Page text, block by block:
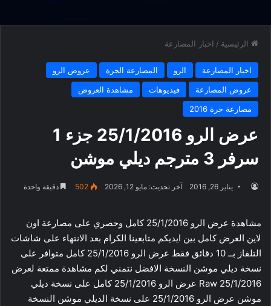
الرئيسية / اخبار المصارعة
اخبار المصارعة الرو المصارعة الحرة
عروض الرو
عروض المصارعة
فيديوهات
مشاهدة العروض
مصارعة حرة 2016
عرض الرو 25/1/2016 جزء 1
سرفر 3 مترجم ديلي موشن
يناير 26, 2016 آخر تحديث: مايو 12, 2026 502 دقيقة واحدة
مشاهدة عرض الرو 25/1/2016 كامل وحصري على مصارعة اون
لاين العرض كامل بين ايديكم متابعينا الكرام بعد الانتهاء على شاشات
التلفاز بــ 10 دقائق فقط عرض الرو 25/1/2016 كامل متوافر على
نسخة ديلي موشن النسخة الافضل نتمني لكم مشاهدة ممتعة لعرض
Raw 25/1/2016 عرض الرو 25/1/2016 كامل على نسخة ديلي
موشن عرض الرو 25/1/2016 على نسخة الديلي موشن النسخة